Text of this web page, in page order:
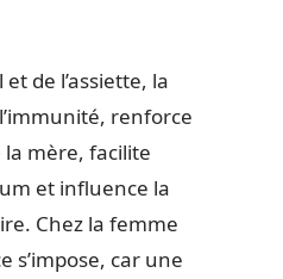
de l’assiette, la
renforce
la mère, facilite
et influence la
Chez la femme
s’impose, car une